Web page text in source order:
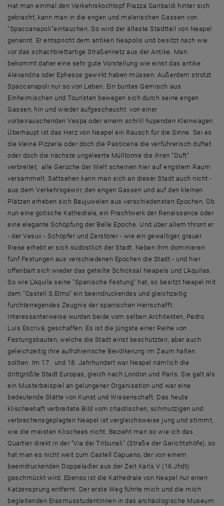
Hat man einmal den Verkehrskochtopf Piazza Garibaldi hinter sich
gebracht, kann man in die engen und malerischen Gassen von
"Spaccanapoli"eintauchen. So wird der älteste Stadtteil von Neapel
genannt. Er entspricht dem antiken Neapolis und besitzt nach wie
vor das schachbrettartige Straßennetz aus der Antike. Man
bekommt daher eine sehr gute Vorstellung wie einst das antike
Alexandria oder Ephesos gewirkt haben müssen. Außerdem strotzt
Spaccanapoli nur so von Leben. Ein buntes Gemisch aus
Einheimischen und Touristen bewegen sich durch seine engen
Gassen, hin und wieder aufgescheucht von einer
vorbeirauschenden Vespa oder einem schrill hupenden Kleinwagen.
Überhaupt ist das Herz von Neapel ein Rausch für die Sinne. Sei es
die kleine Pizzeria oder doch die Pasticeria die verführerisch duftet
oder doch die nächste ungeleerte Mülltonne die ihren "Duft"
verbreitet, alle Gerüche der Welt scheinen hier auf engstem Raum
versammelt. Sattsehen kann man sich an dieser Stadt auch nicht -
aus dem Verkehrsgewirr, den engen Gassen und auf den kleinen
Plätzen erheben sich Baujuwelen aus verschiedensten Epochen. Ob
nun eine gotische Kathedrale, ein Prachtwerk der Renaissance oder
eine elegante Schöpfung der Belle Epoche. Und über allem thront er
- der Vesuv - Schöpfer und Zerstörer - wie ein gewaltiger, grauer
Riese erhebt er sich südöstlich der Stadt. Neben ihm dominieren
fünf Festungen aus verschiedenen Epochen die Stadt - und hier
offenbart sich wieder das geteilte Schicksal Neapels und L'Aquilas.
So wie L'Aquila seine "Spanische Festung" hat, so besitzt Neapel mit
dem "Castell S.Elmo" ein beeindruckendes und gleichzeitig
furchterregendes Zeugnis der spanischen Herrschafft.
Interessanterweise wurden beide vom selben Architekten, Pedro
Luis Escrivà, geschaffen. Es ist die jüngste einer Reihe von
Festungsbauten, welche die Stadt einst beschützten, aber auch
geleichzeitig ihre aufrührerische Bevölkerung im Zaum halten
sollten. Im 17. und 18. Jahrhundert war Neapel nämlich die
drittgrößte Stadt Europas, gleich nach London und Paris. Sie galt als
ein Musterbeispiel an gelungener Organisation und war eine
bedeutende Stätte von Kunst und Wissenschaft. Das heute
klischeehaft verbreitete Bild vom chaotischen, schmutzigen und
verbrechensgeplagten Neapel ist vergleichsweise jung und stimmt,
wie die meisten Klischees nicht. Bezieht man so wie ich das
Quartier direkt in der "Via dei Tribunali" (Straße der Gerichtshöfe), so
hat man es nicht weit zum Castell Capuano, der von einem
beeindruckenden Doppeladler aus der Zeit Karls V (16.Jhdt)
geschmückt wird. Ebenso ist die Kathedrale von Neapel nur einen
Katzensprung entfernt. Der erste Weg führte mich und die mich
begleitenden Erasmusstudentinnen in das archäologische Museum